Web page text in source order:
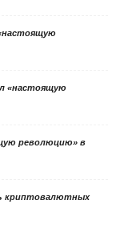
«настоящую
революцию» в
криптовалютных